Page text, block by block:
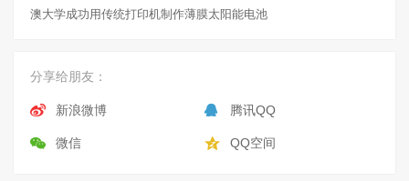
澳大学成功用传统打印机制作薄膜太阳能电池
分享给朋友：
新浪微博 腾讯QQ
微信 QQ空间